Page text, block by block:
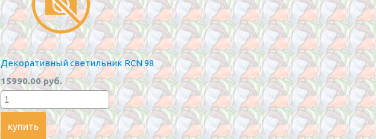
Декоративный светильник RCN 98
15990.00 руб.